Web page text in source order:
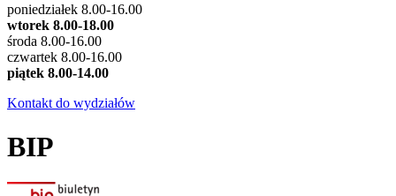
poniedziałek 8.00-16.00
wtorek 8.00-18.00
środa 8.00-16.00
czwartek 8.00-16.00
piątek 8.00-14.00
Kontakt do wydziałów
BIP